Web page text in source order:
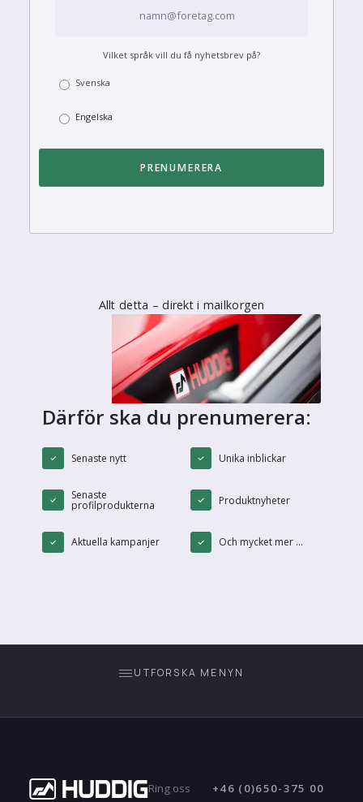
Vilket språk vill du få nyhetsbrev på?
Svenska
Engelska
Allt detta – direkt i mailkorgen
Därför ska du prenumerera:
Senaste nytt Unika inblickar
Senaste
profilprodukterna Produktnyheter
Aktuella kampanjer Och mycket mer ...
UTFORSKA MENYN
Ring oss +46 (0)650-375 00